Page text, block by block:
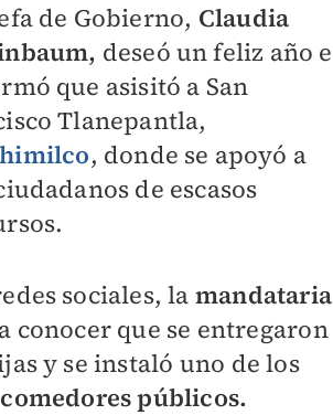
de Gobierno, Claudia
deseó un feliz año e
que asisitó a San
Tlanepantla,
, donde se apoyó a
de escasos
sociales, lamandataria
conocer que se entregaron
y se instaló uno de los
comedores públicos.